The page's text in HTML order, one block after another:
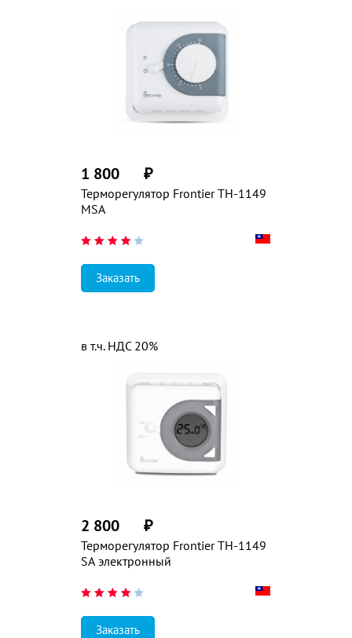
Терморегулятор Frontier TH-1149
MSA
1 800 ₽
Заказать
Терморегулятор Frontier TH-1149
SA электронный
2 800 ₽
в т.ч. НДС 20%
Заказать